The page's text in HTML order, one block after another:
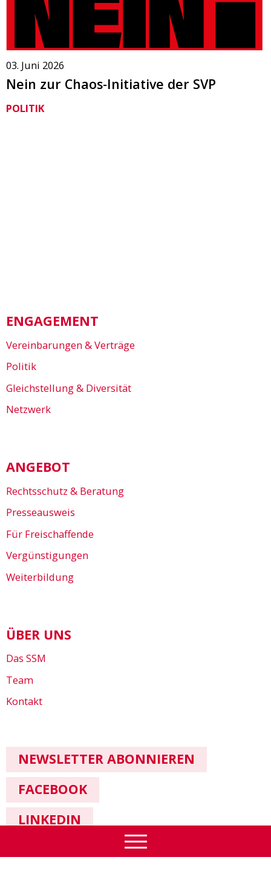
03. Juni 2026
Nein zur Chaos-Initiative der SVP
POLITIK
ENGAGEMENT
Vereinbarungen & Verträge
Politik
Gleichstellung & Diversität
Netzwerk
ANGEBOT
Rechtsschutz & Beratung
Presseausweis
Für Freischaffende
Vergünstigungen
Weiterbildung
ÜBER UNS
Das SSM
Team
Kontakt
NEWSLETTER ABONNIEREN
FACEBOOK
LINKEDIN